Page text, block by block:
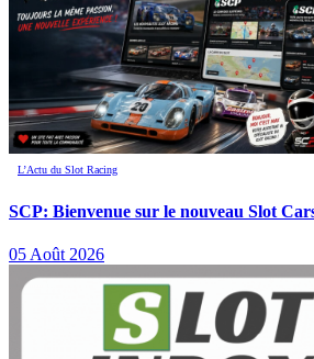
L’Actu du Slot Racing
SCP: Bienvenue sur le nouveau Slot
05 Août 2026